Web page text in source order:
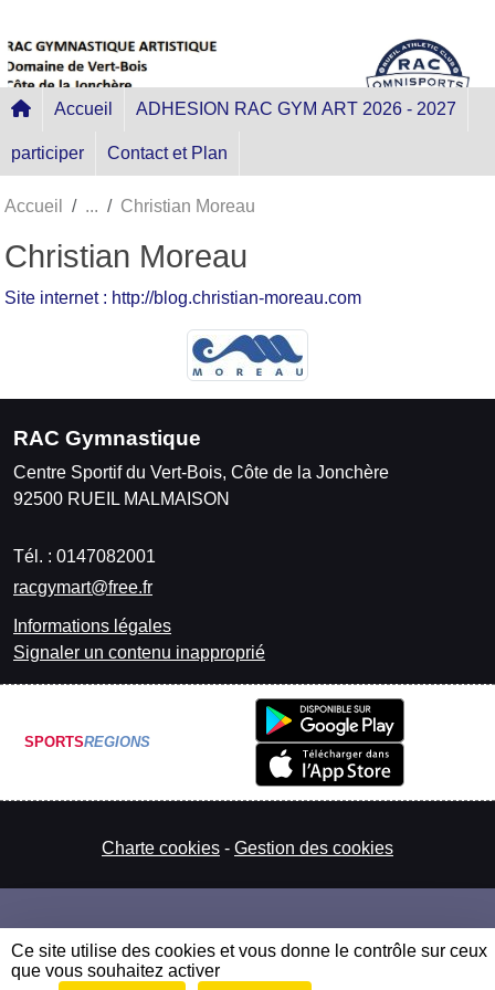
Accueil ADHESION RAC GYM ART 2026 - 2027
participer Contact et Plan
Accueil Christian Moreau
Christian Moreau
Site internet : http://blog.christian-moreau.com
RAC Gymnastique
Centre Sportif du Vert-Bois, Côte de la Jonchère
92500 RUEIL MALMAISON
Tél. : 0147082001
racgymart@free.fr
Informations légales
Signaler un contenu inapproprié
SPORTSREGIONS
Charte cookies Gestion des cookies
Ce site utilise des cookies et vous donne le contrôle sur ceux
que vous souhaitez activer